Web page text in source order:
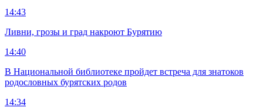
14:43
Ливни, грозы и град накроют Бурятию
14:40
В Национальной библиотеке пройдет встреча для знатоков
родословных бурятских родов
14:34